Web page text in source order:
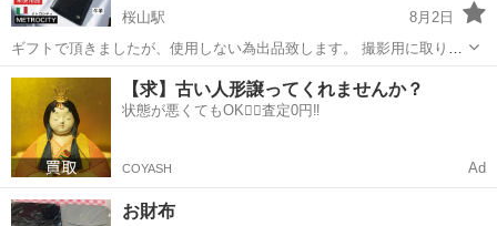
桜山駅
8月2日
ギフトで頂きましたが、使用しない為出品致します。 撮影用に取り出
したのみ。 【商品説明】 イタリアのファッションブランド
METROCITY（メトロシティ）のメンズ向けブラックレザー長財布長
財布（ロングウォレット）です。 ...
愛知 名古屋市 桜山駅 小物
【求】古い人形譲ってくれませんか？
状態が悪くてもOK🙆‍♀️査定0円‼️
COYASH Ad
お財布